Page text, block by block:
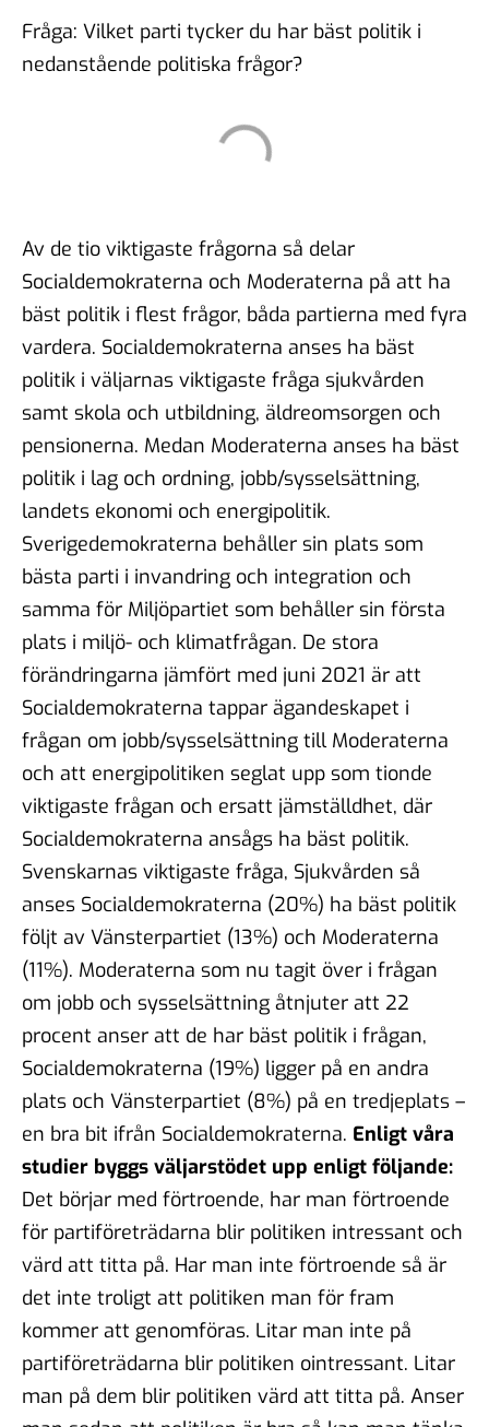
Fråga: Vilket parti tycker du har bäst politik i
nedanstående politiska frågor?
Av de tio viktigaste frågorna så delar
Socialdemokraterna och Moderaterna på att ha
bäst politik i flest frågor, båda partierna med fyra
vardera. Socialdemokraterna anses ha bäst
politik i väljarnas viktigaste fråga sjukvården
samt skola och utbildning, äldreomsorgen och
pensionerna. Medan Moderaterna anses ha bäst
politik i lag och ordning, jobb/sysselsättning,
landets ekonomi och energipolitik.
Sverigedemokraterna behåller sin plats som
bästa parti i invandring och integration och
samma för Miljöpartiet som behåller sin första
plats i miljö- och klimatfrågan. De stora
förändringarna jämfört med juni 2021 är att
Socialdemokraterna tappar ägandeskapet i
frågan om jobb/sysselsättning till Moderaterna
och att energipolitiken seglat upp som tionde
viktigaste frågan och ersatt jämställdhet, där
Socialdemokraterna ansågs ha bäst politik.
Svenskarnas viktigaste fråga, Sjukvården så
anses Socialdemokraterna (20%) ha bäst politik
följt av Vänsterpartiet (13%) och Moderaterna
(11%). Moderaterna som nu tagit över i frågan
om jobb och sysselsättning åtnjuter att 22
procent anser att de har bäst politik i frågan,
Socialdemokraterna (19%) ligger på en andra
plats och Vänsterpartiet (8%) på en tredjeplats –
en bra bit ifrån Socialdemokraterna. Enligt våra
studier byggs väljarstödet upp enligt följande:
Det börjar med förtroende, har man förtroende
för partiföreträdarna blir politiken intressant och
värd att titta på. Har man inte förtroende så är
det inte troligt att politiken man för fram
kommer att genomföras. Litar man inte på
partiföreträdarna blir politiken ointressant. Litar
man på dem blir politiken värd att titta på. Anser